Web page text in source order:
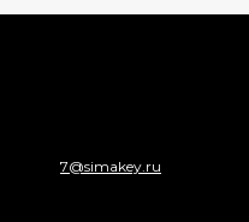
7@simakey.ru